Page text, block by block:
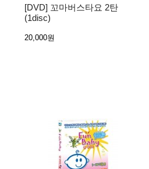
[DVD] 꼬마버스타요 2탄
(1disc)
20,000원